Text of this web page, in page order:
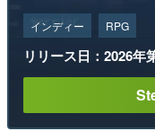
インディー RPG
リリース日：2026年